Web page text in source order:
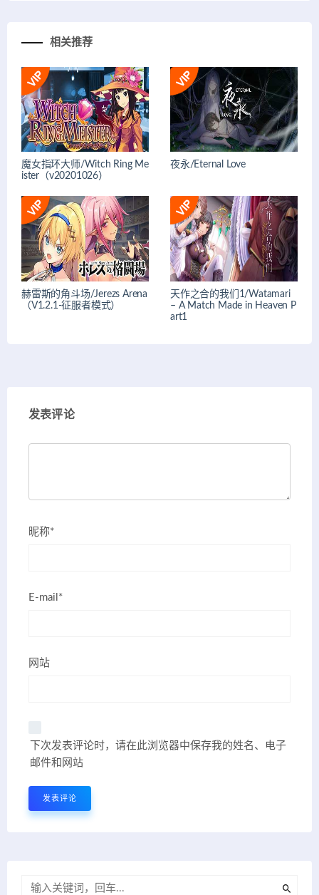
相关推荐
魔女指环大师/Witch Ring Me
ister（v20201026）
夜永/Eternal Love
赫雷斯的角斗场/Jerezs Arena
（V1.2.1-征服者模式）
天作之合的我们1/Watamari
– A Match Made in Heaven P
art1
发表评论
昵称*
E-mail*
网站
下次发表评论时，请在此浏览器中保存我的姓名、电子
邮件和网站